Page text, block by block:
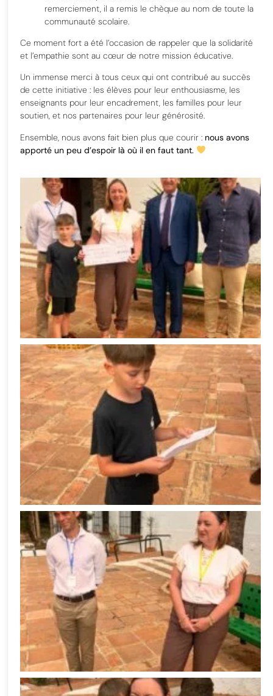
remerciement, il a remis le chèque au nom de toute la
communauté scolaire.
Ce moment fort a été l’occasion de rappeler que la solidarité
et l’empathie sont au cœur de notre mission éducative.
Un immense merci à tous ceux qui ont contribué au succès
de cette initiative : les élèves pour leur enthousiasme, les
enseignants pour leur encadrement, les familles pour leur
soutien, et nos partenaires pour leur générosité.
Ensemble, nous avons fait bien plus que courir : nous avons
apporté un peu d’espoir là où il en faut tant.